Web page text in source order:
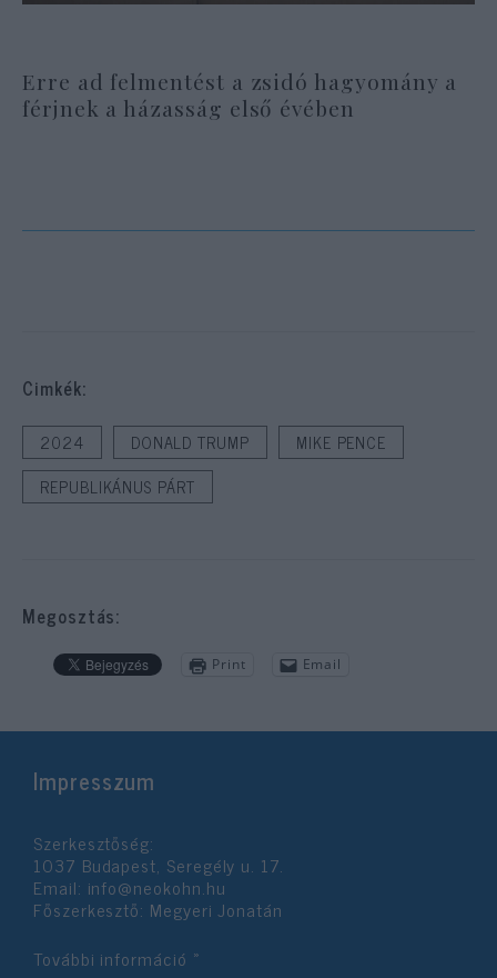
Erre ad felmentést a zsidó hagyomány a
férjnek a házasság első évében
Cimkék:
2024 DONALD TRUMP
MIKE PENCE
REPUBLIKÁNUS PÁRT
Megosztás:
Print Email
Impresszum
Szerkesztőség:
1037 Budapest, Seregély u. 17.
Email: info@neokohn.hu
Főszerkesztő: Megyeri Jonatán
További információ »